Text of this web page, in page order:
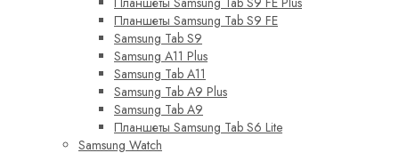
Планшеты Samsung Tab S9 FE
Samsung Tab S9
Samsung A11 Plus
Samsung Tab A11
Samsung Tab A9 Plus
Samsung Tab A9
Планшеты Samsung Tab S6 Lite
Samsung Watch